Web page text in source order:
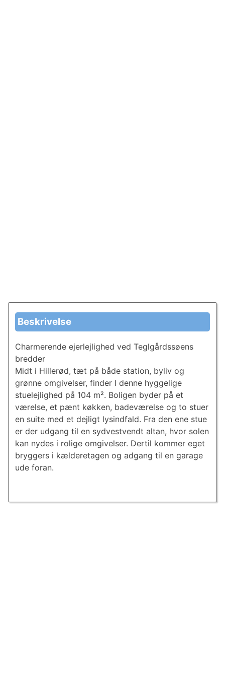
Beskrivelse
Charmerende ejerlejlighed ved Teglgårdssøens
bredder
Midt i Hillerød, tæt på både station, byliv og
grønne omgivelser, finder I denne hyggelige
stuelejlighed på 104 m². Boligen byder på et
værelse, et pænt køkken, badeværelse og to stuer
en suite med et dejligt lysindfald. Fra den ene stue
er der udgang til en sydvestvendt altan, hvor solen
kan nydes i rolige omgivelser. Dertil kommer eget
bryggers i kælderetagen og adgang til en garage
ude foran.